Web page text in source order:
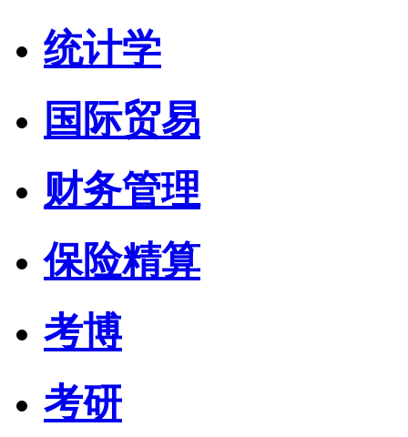
统计学
国际贸易
财务管理
保险精算
考博
考研